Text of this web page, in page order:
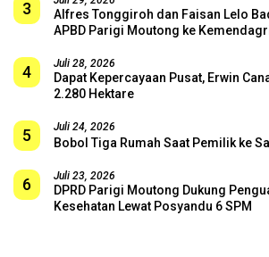
3
Alfres Tonggiroh dan Faisan Lelo
APBD Parigi Moutong ke
4 Juli 28, 2026
Dapat Kepercayaan Pusat, Erwin
2.280 Hektare
5 Juli 24, 2026
Bobol Tiga Rumah Saat Pemilik ke
6 Juli 23, 2026
DPRD Parigi Moutong Dukung
Kesehatan Lewat Posyandu 6 SPM